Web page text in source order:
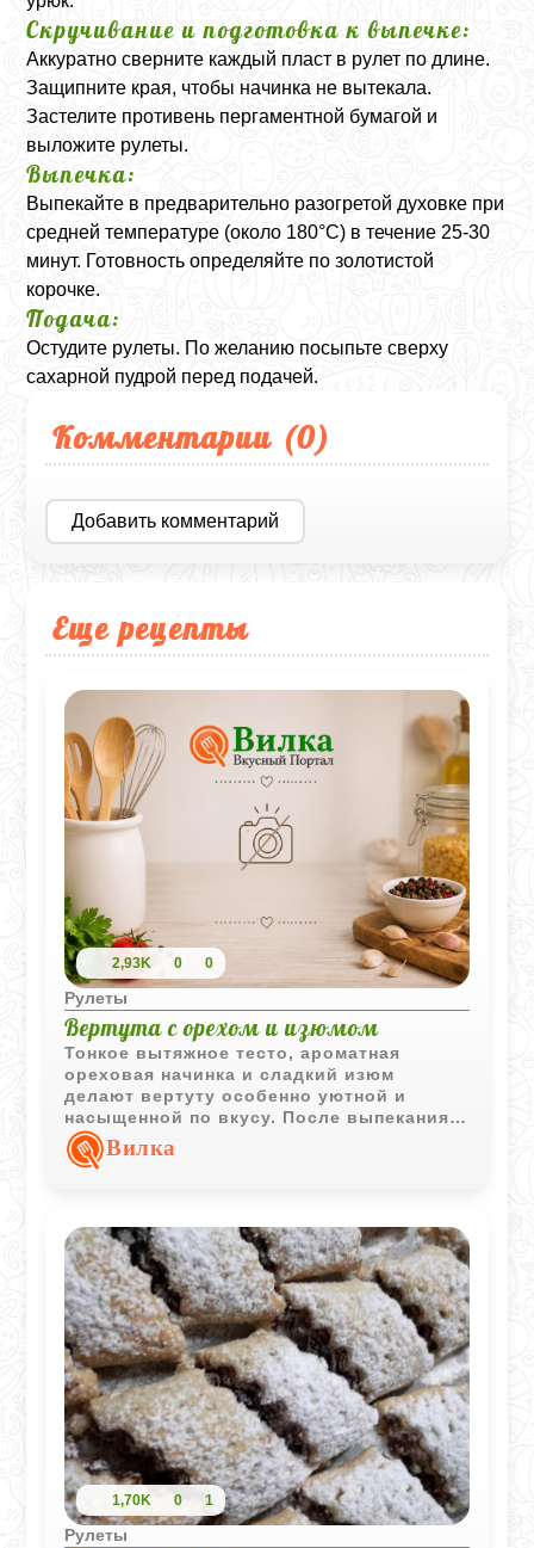
Скручивание и подготовка к выпечке:
Аккуратно сверните каждый пласт в рулет по длине.
Защипните края, чтобы начинка не вытекала.
Застелите противень пергаментной бумагой и
выложите рулеты.
Выпечка:
Выпекайте в предварительно разогретой духовке при
средней температуре (около 180°C) в течение 25-30
минут. Готовность определяйте по золотистой
корочке.
Подача:
Остудите рулеты. По желанию посыпьте сверху
сахарной пудрой перед подачей.
Комментарии (0)
Добавить комментарий
Еще рецепты
2,93K 0 0
Рулеты
Вертута с орехом и изюмом
Тонкое вытяжное тесто, ароматная
ореховая начинка и сладкий изюм
делают вертуту особенно уютной и
насыщенной по вкусу. После выпекания
рулет получается хрустящим снаружи и
мягким внутри.
Вилка
1,70K 0 1
Рулеты